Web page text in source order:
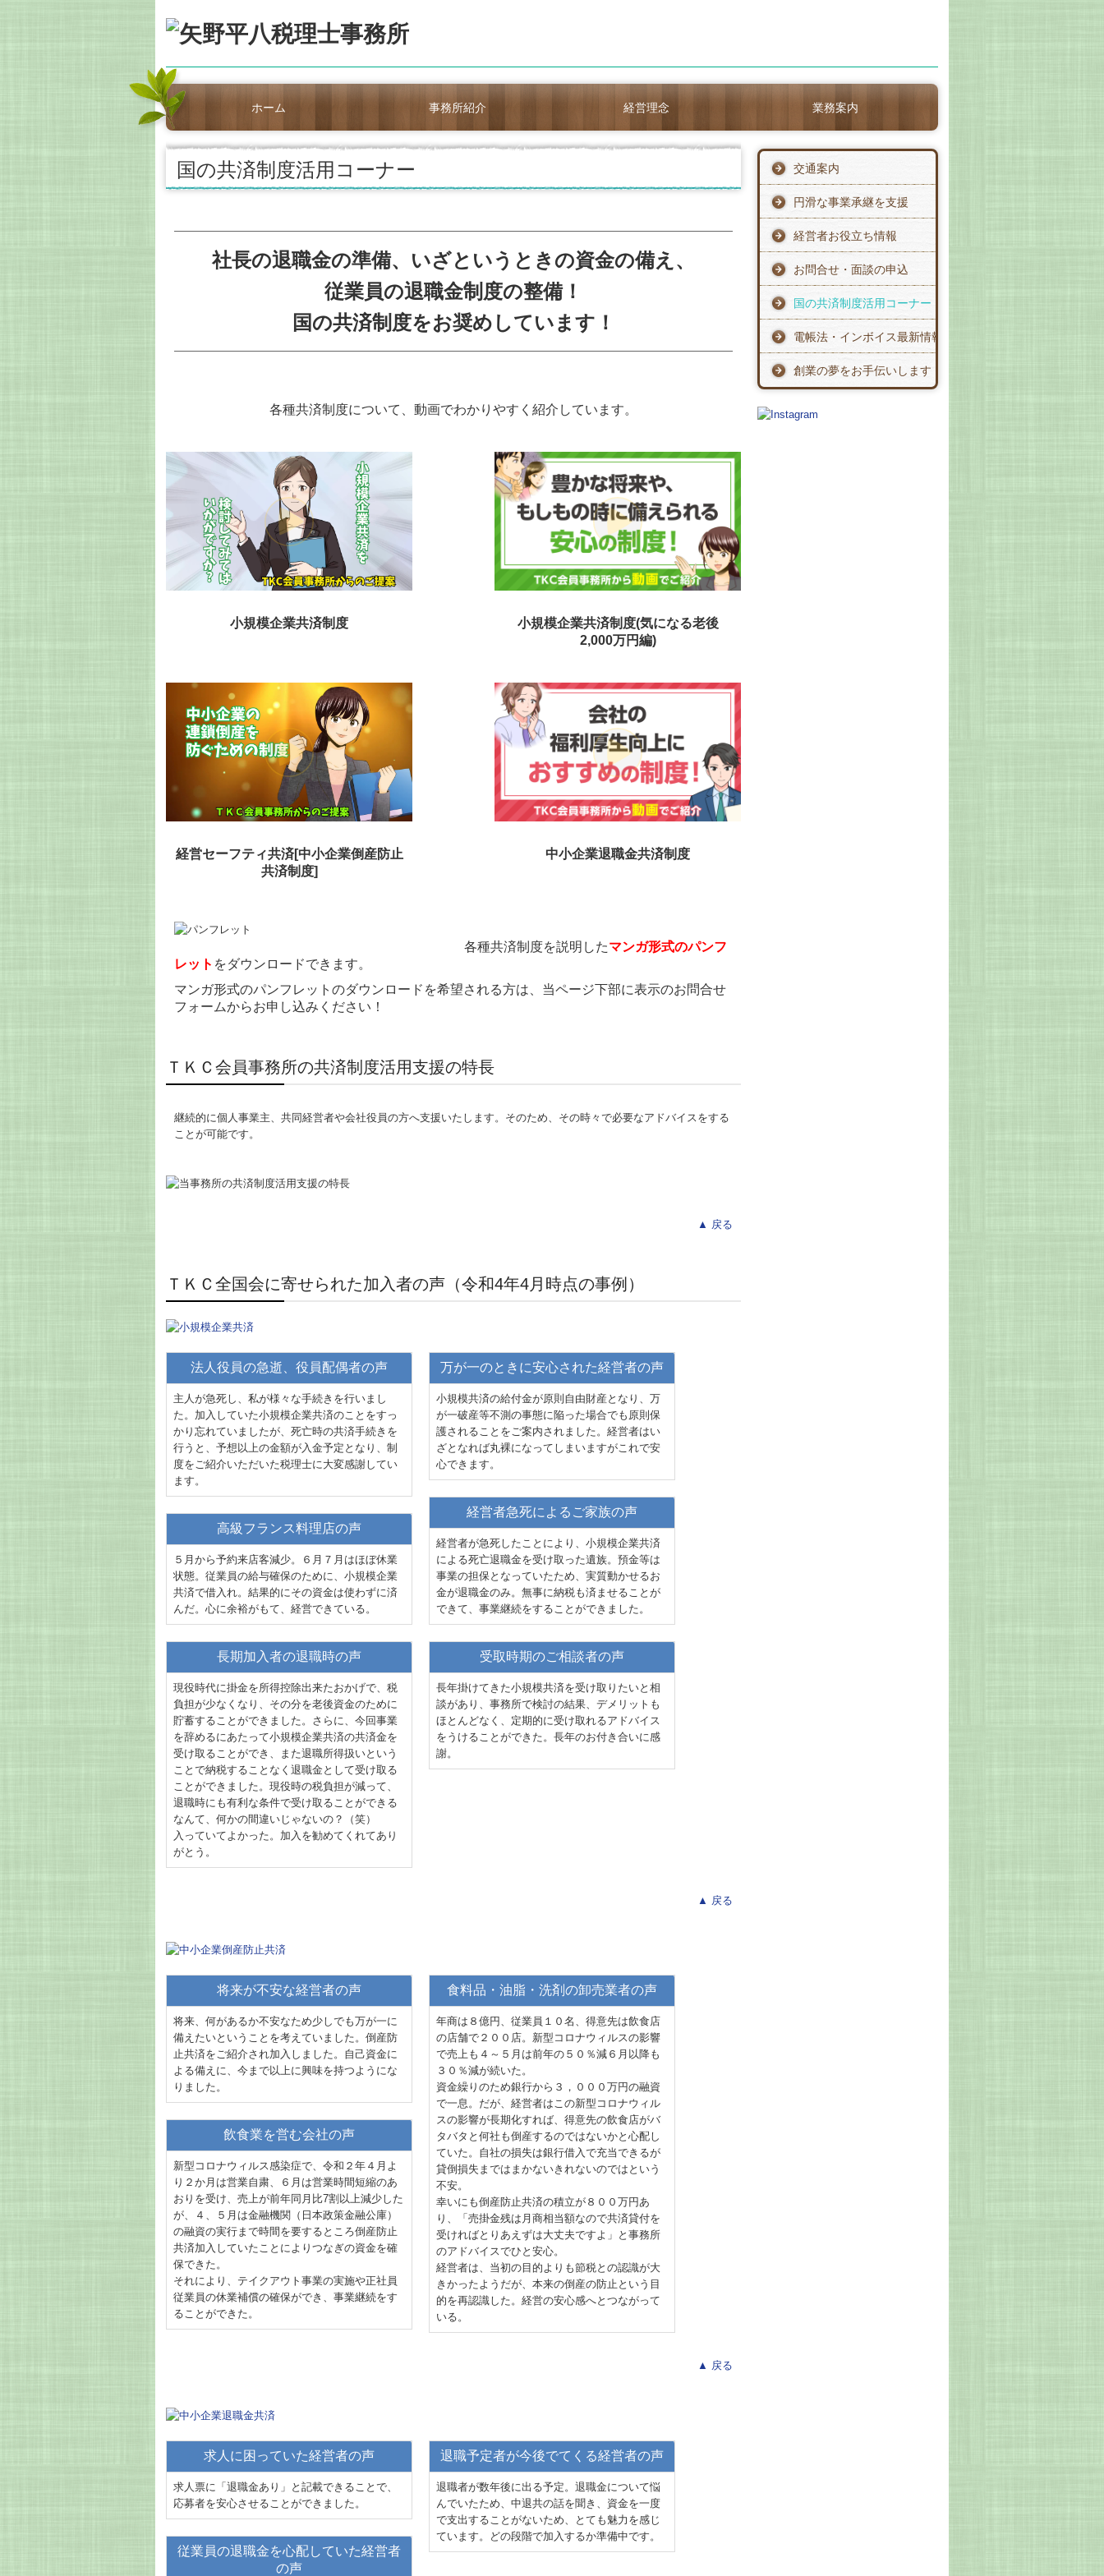
ホーム 事務所紹介 経営理念 業務案内
国の共済制度活用コーナー
社長の退職金の準備、いざというときの資金の備え、
従業員の退職金制度の整備！
国の共済制度をお奨めしています！
各種共済制度について、動画でわかりやすく紹介しています。
小規模企業共済制度
小規模企業共済制度(気になる老後
2,000万円編)
経営セーフティ共済[中小企業倒産防止
共済制度]
中小企業退職金共済制度
各種共済制度を説明したマンガ形式のパンフ
レット をダウンロードできます。
マンガ形式のパンフレットのダウンロードを希望される方は、当ページ下部に表示のお問合せ
フォームからお申し込みください！
ＴＫＣ会員事務所の共済制度活用支援の特長
継続的に個人事業主、共同経営者や会社役員の方へ支援いたします。そのため、その時々で必要なアドバイスをする
ことが可能です。
▲ 戻る
ＴＫＣ全国会に寄せられた加入者の声（令和4年4月時点の事例）
法人役員の急逝、役員配偶者の声
主人が急死し、私が様々な手続きを行いまし
た。加入していた小規模企業共済のことをすっ
かり忘れていましたが、死亡時の共済手続きを
行うと、予想以上の金額が入金予定となり、制
度をご紹介いただいた税理士に大変感謝してい
ます。
高級フランス料理店の声
５月から予約来店客減少。６月７月はほぼ休業
状態。従業員の給与確保のために、小規模企業
共済で借入れ。結果的にその資金は使わずに済
んだ。心に余裕がもて、経営できている。
長期加入者の退職時の声
現役時代に掛金を所得控除出来たおかげで、税
負担が少なくなり、その分を老後資金のために
貯蓄することができました。さらに、今回事業
を辞めるにあたって小規模企業共済の共済金を
受け取ることができ、また退職所得扱いという
ことで納税することなく退職金として受け取る
ことができました。現役時の税負担が減って、
退職時にも有利な条件で受け取ることができる
なんて、何かの間違いじゃないの？（笑）
入っていてよかった。加入を勧めてくれてあり
がとう。
万が一のときに安心された経営者の声
小規模共済の給付金が原則自由財産となり、万
が一破産等不測の事態に陥った場合でも原則保
護されることをご案内されました。経営者はい
ざとなれば丸裸になってしまいますがこれで安
心できます。
経営者急死によるご家族の声
経営者が急死したことにより、小規模企業共済
による死亡退職金を受け取った遺族。預金等は
事業の担保となっていたため、実質動かせるお
金が退職金のみ。無事に納税も済ませることが
できて、事業継続をすることができました。
受取時期のご相談者の声
長年掛けてきた小規模共済を受け取りたいと相
談があり、事務所で検討の結果、デメリットも
ほとんどなく、定期的に受け取れるアドバイス
をうけることができた。長年のお付き合いに感
謝。
▲ 戻る
将来が不安な経営者の声
将来、何があるか不安なため少しでも万が一に
備えたいということを考えていました。倒産防
止共済をご紹介され加入しました。自己資金に
よる備えに、今まで以上に興味を持つようにな
りました。
飲食業を営む会社の声
新型コロナウィルス感染症で、令和２年４月よ
り２か月は営業自粛、６月は営業時間短縮のあ
おりを受け、売上が前年同月比7割以上減少した
が、４、５月は金融機関（日本政策金融公庫）
の融資の実行まで時間を要するところ倒産防止
共済加入していたことによりつなぎの資金を確
保できた。
それにより、テイクアウト事業の実施や正社員
従業員の休業補償の確保ができ、事業継続をす
ることができた。
食料品・油脂・洗剤の卸売業者の声
年商は８億円、従業員１０名、得意先は飲食店
の店舗で２００店。新型コロナウィルスの影響
で売上も４～５月は前年の５０％減６月以降も
３０％減が続いた。
資金繰りのため銀行から３，０００万円の融資
で一息。だが、経営者はこの新型コロナウィル
スの影響が長期化すれば、得意先の飲食店がバ
タバタと何社も倒産するのではないかと心配し
ていた。自社の損失は銀行借入で充当できるが
貸倒損失まではまかないきれないのではという
不安。
幸いにも倒産防止共済の積立が８００万円あ
り、「売掛金残は月商相当額なので共済貸付を
受ければとりあえずは大丈夫ですよ」と事務所
のアドバイスでひと安心。
経営者は、当初の目的よりも節税との認識が大
きかったようだが、本来の倒産の防止という目
的を再認識した。経営の安心感へとつながって
いる。
▲ 戻る
求人に困っていた経営者の声
求人票に「退職金あり」と記載できることで、
応募者を安心させることができました。
従業員の退職金を心配していた経営者
の声
退職予定者が今後でてくる経営者の声
退職者が数年後に出る予定。退職金について悩
んでいたため、中退共の話を聞き、資金を一度
で支出することがないため、とても魅力を感じ
ています。どの段階で加入するか準備中です。
交通案内
円滑な事業承継を支援
経営者お役立ち情報
お問合せ・面談の申込
国の共済制度活用コーナー
電帳法・インボイス最新情報
創業の夢をお手伝いします